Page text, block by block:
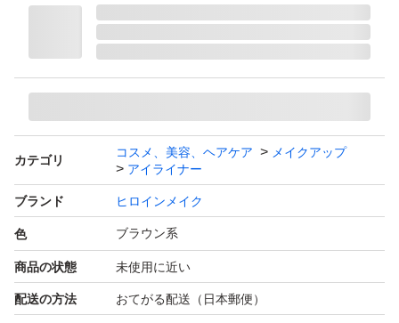
カテゴリ
コスメ、美容、ヘアケア
メイクアップ
アイライナー
ブランド ヒロインメイク
色 ブラウン系
商品の状態 未使用に近い
配送の方法 おてがる配送（日本郵便）